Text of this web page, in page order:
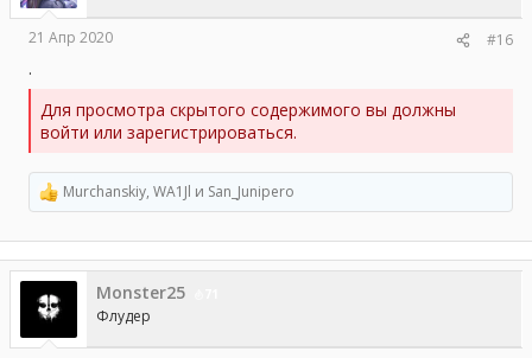
21 Апр 2020 #16
.
Для просмотра скрытого содержимого вы должны
войти или зарегистрироваться.
Р
е
а
к
ц
и
и
Murchanskiy, WA1Jl и San_Junipero
Monster25
Флудер